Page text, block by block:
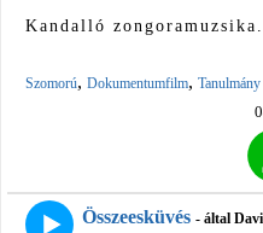
Kandalló zongoramuzsika.
Szomorú, Dokumentumfilm, Tanulmány
Összeesküvés - által